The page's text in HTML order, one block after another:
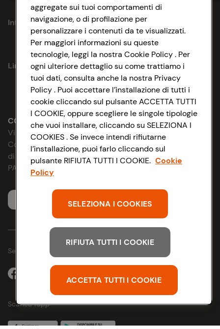
Informazioni
Privacy Policy
Cookie Policy
Impostazioni Cookie
Accessibilità
D&I e Parità di Genere
Strategia Fiscale
Link utili
Lavora con noi
Le cooperative
News & Approfondimenti
Richiami prodotto
Whistleblowing
CONAD SOCIETÀ COOPERATIVA
Via Michelino, 59 | 40127 BOLOGNA
Codice Fiscale e Registro Imprese
di Bologna 00865960157
PARTITA IVA 03320960374
Servizio clienti
Seguici sui Social:
Scarica l'app
aggregate sui tuoi comportamenti di
navigazione, o di profilazione per
personalizzare i contenuti da te visualizzati.
Per maggiori informazioni su queste
tecnologie, leggi la nostra Cookie Policy . Per
ogni ulteriore dettaglio su come trattiamo i
tuoi dati, consulta anche la nostra Privacy
Policy . Puoi accettare l’installazione di tutti i
cookie cliccando sul pulsante ACCETTA TUTTI
I COOKIE, oppure scegliere le singole tipologie
che vuoi installare, cliccando su SELEZIONA I
COOKIES . Se invece intendi rifiutarne
l’installazione, puoi farlo cliccando sul
pulsante RIFIUTA TUTTI I COOKIE. Cookie
Policy
SELEZIONA I COOKIES
RIFIUTA TUTTI I COOKIE
ACCETTA TUTTI I COOKIE